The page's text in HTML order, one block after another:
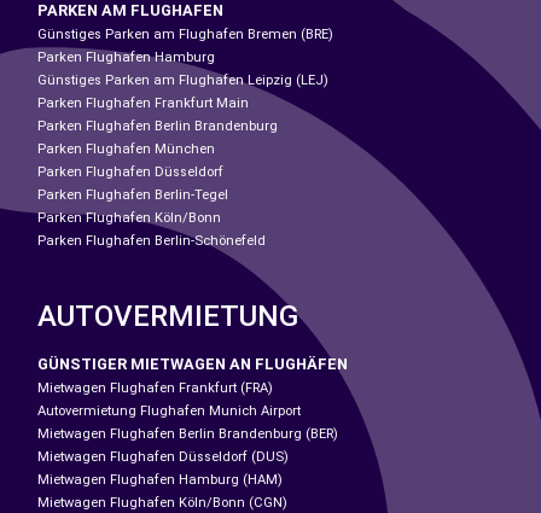
PARKEN AM FLUGHAFEN
Günstiges Parken am Flughafen Bremen (BRE)
Parken Flughafen Hamburg
Günstiges Parken am Flughafen Leipzig (LEJ)
Parken Flughafen Frankfurt Main
Parken Flughafen Berlin Brandenburg
Parken Flughafen München
Parken Flughafen Düsseldorf
Parken Flughafen Berlin-Tegel
Parken Flughafen Köln/Bonn
Parken Flughafen Berlin-Schönefeld
AUTOVERMIETUNG
GÜNSTIGER MIETWAGEN AN FLUGHÄFEN
Mietwagen Flughafen Frankfurt (FRA)
Autovermietung Flughafen Munich Airport
Mietwagen Flughafen Berlin Brandenburg (BER)
Mietwagen Flughafen Düsseldorf (DUS)
Mietwagen Flughafen Hamburg (HAM)
Mietwagen Flughafen Köln/Bonn (CGN)